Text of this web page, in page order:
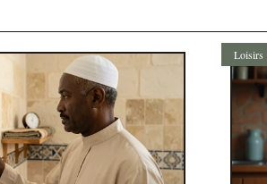
Loisirs